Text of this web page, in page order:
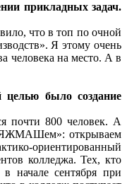
прикладных задач.
что в топ по очной
Я этому очень
человека на место. А в
было создание
почти 800 человек. А
открываем
ориентированный
колледжа. Тех, кто
начале сентября при